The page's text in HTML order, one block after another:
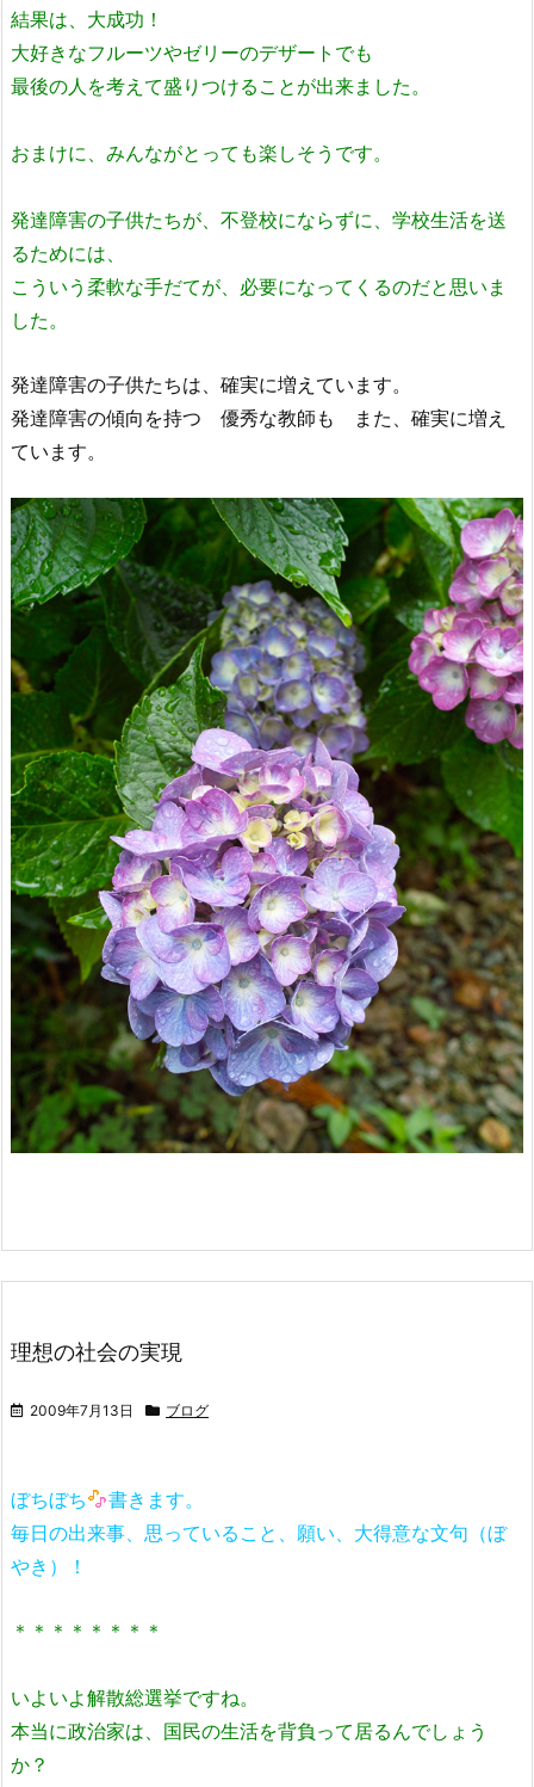
結果は、大成功！
大好きなフルーツやゼリーのデザートでも
最後の人を考えて盛りつけることが出来ました。
おまけに、みんながとっても楽しそうです。
発達障害の子供たちが、不登校にならずに、学校生活を送
るためには、
こういう柔軟な手だてが、必要になってくるのだと思いま
した。
発達障害の子供たちは、確実に増えています。
発達障害の傾向を持つ 優秀な教師も また、確実に増え
ています。
理想の社会の実現
2009年7月13日 ブログ
ぼちぼち
書きます。
毎日の出来事、思っていること、願い、大得意な文句（ぼ
やき）！
＊＊＊＊＊＊＊＊
いよいよ解散総選挙ですね。
本当に政治家は、国民の生活を背負って居るんでしょう
か？